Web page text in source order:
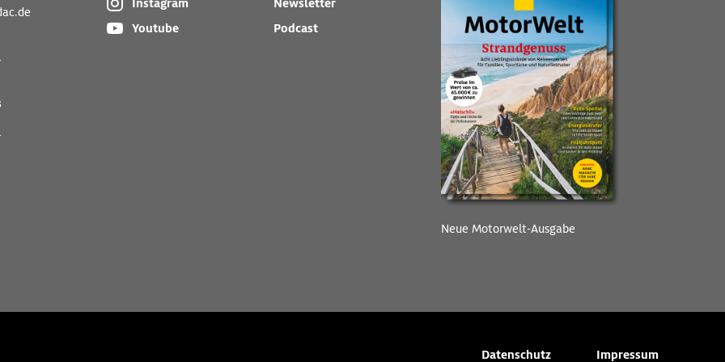
Instagram
Youtube
Newsletter
Podcast
Neue Motorwelt-Ausgabe
Datenschutz Impressum